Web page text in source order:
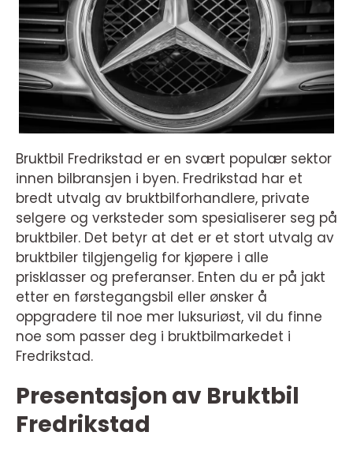
Bruktbil Fredrikstad er en svært populær sektor
innen bilbransjen i byen. Fredrikstad har et
bredt utvalg av bruktbilforhandlere, private
selgere og verksteder som spesialiserer seg på
bruktbiler. Det betyr at det er et stort utvalg av
bruktbiler tilgjengelig for kjøpere i alle
prisklasser og preferanser. Enten du er på jakt
etter en førstegangsbil eller ønsker å
oppgradere til noe mer luksuriøst, vil du finne
noe som passer deg i bruktbilmarkedet i
Fredrikstad.
Presentasjon av Bruktbil
Fredrikstad